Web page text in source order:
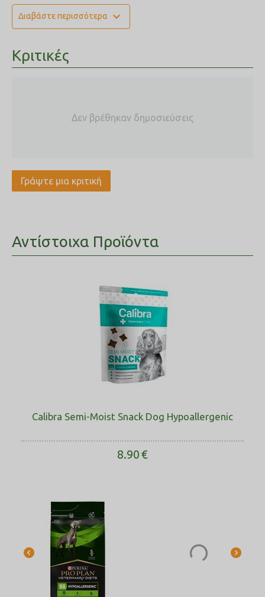
ένωση ένυδρου γλυκίνης 185mg, χηλικός χαλκός της ανάλογης
μεθειονίνης υδροξυλάσης 68mg, σεληνιομεθειονίνη 68mg,
άνυδρο ιωδιούχο ασβέστιο 2.4mg, Ταυρίνη 1000mg.
φυσικής προέλευσης 10mg.
Αναλυτικές ενώσεις
Διαβάστε περισσότερα expand_more
Κριτικές
Δεν βρέθηκαν δημοσιεύσεις
Γράψτε μια κριτική
Αντίστοιχα Προϊόντα
Calibra Semi-Moist Snack Dog Hypoallergenic
8.90€